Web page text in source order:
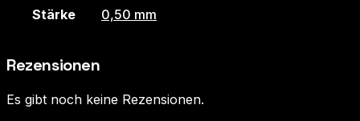
Stärke 0,50 mm
Rezensionen
Es gibt noch keine Rezensionen.